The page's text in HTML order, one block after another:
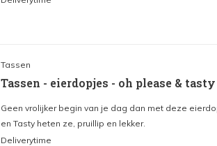
Tassen
Tassen - eierdopjes - oh please & tasty
Geen vrolijker begin van je dag dan met deze
en Tasty heten ze, pruillip en lekker.
Deliverytime